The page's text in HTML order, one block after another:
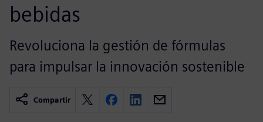
bebidas
Revoluciona la gestión de fórmulas
para impulsar la innovación sostenible
Compartir